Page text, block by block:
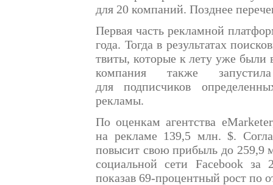
для 20 компаний. Позднее
Первая часть рекламной
года. Тогда в результатах
твиты, которые к лету уже были
компания также
для подписчиков
рекламы.
По оценкам агентства
на рекламе 139,5 млн. $.
повысит свою прибыль до 259,9
социальной сети Facebook за
показав 69-процентный рост по